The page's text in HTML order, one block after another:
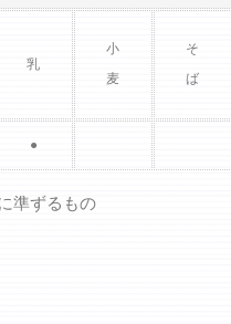
乳
小
麦
そ
ば
●
準ずるもの